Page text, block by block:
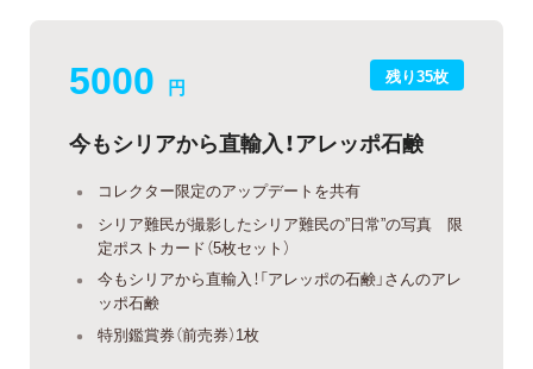
残り35枚
5000 円
今もシリアから直輸入！アレッポ石鹸
コレクター限定のアップデートを共有
シリア難民が撮影したシリア難民の”日常”の写真 限
定ポストカード（5枚セット）
今もシリアから直輸入！「アレッポの石鹸」さんのアレ
ッポ石鹸
特別鑑賞券（前売券）1枚